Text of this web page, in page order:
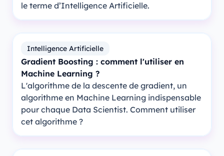
le terme d’Intelligence Artificielle.
Intelligence Artificielle
Gradient Boosting : comment l'utiliser en
Machine Learning ?
L'algorithme de la descente de gradient, un
algorithme en Machine Learning indispensable
pour chaque Data Scientist. Comment utiliser
cet algorithme ?